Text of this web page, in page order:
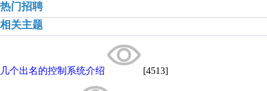
热门招聘
相关主题
几个出名的控制系统介绍 [4513]